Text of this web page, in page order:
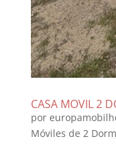
CASA MOVIL 2
por
Móviles de 2